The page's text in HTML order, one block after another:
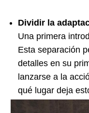
Dividir la
Una primera
Esta separación
detalles en su
lanzarse a la
qué lugar deja